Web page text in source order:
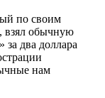
по своим
взял обычную
за два доллара
нам